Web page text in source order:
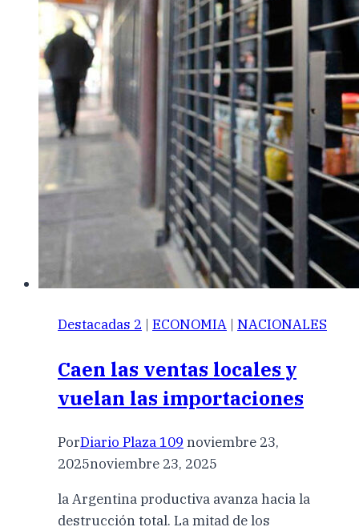
Destacadas 2 | ECONOMIA | NACIONALES
Caen las ventas locales y
vuelan las importaciones
PorDiario Plaza 109 noviembre 23,
2025noviembre 23, 2025
la Argentina productiva avanza hacia la
destrucción total. La mitad de los